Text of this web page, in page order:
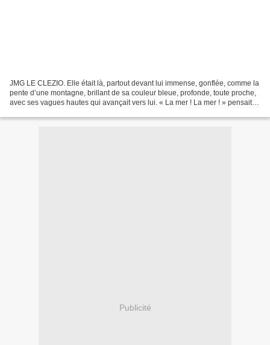
JMG LE CLEZIO. Elle était là, partout devant lui immense, gonflée, comme la
pente d’une montagne, brillant de sa couleur bleue, profonde, toute proche,
avec ses vagues hautes qui avançait vers lui. « La mer ! La mer ! » pensait
Publicité